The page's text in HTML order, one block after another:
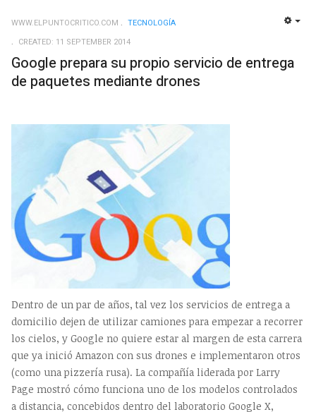
WWW.ELPUNTOCRITICO.COM
TECNOLOGÍ­A
CREATED: 11 SEPTEMBER 2014
Google prepara su propio servicio de entrega
de paquetes mediante drones
Dentro de un par de años, tal vez los servicios de entrega a
domicilio dejen de utilizar camiones para empezar a recorrer
los cielos, y Google no quiere estar al margen de esta carrera
que ya inició Amazon con sus drones e implementaron otros
(como una pizzería rusa). La compañía liderada por Larry
Page mostró cómo funciona uno de los modelos controlados
a distancia, concebidos dentro del laboratorio Google X,